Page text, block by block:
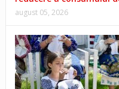
august 05, 2026